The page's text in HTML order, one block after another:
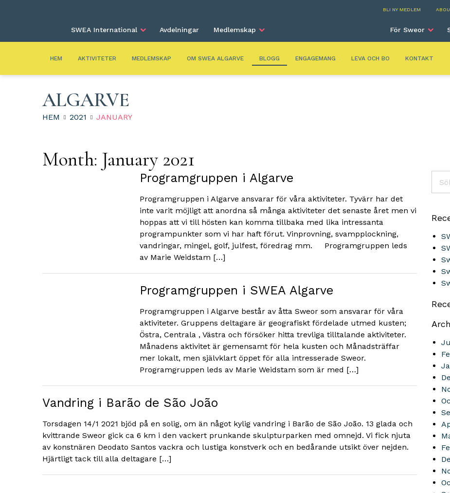
BLI NY MEDLEM
SWEA International Avdelningar Medlemskap För Sweor
HEM AKTIVITETER MEDLEMSKAP OM SWEA ALGARVE BLOGG ENGAGEMANG LEVA OCH BO KONTAKT
ALGARVE
HEM 2021 JANUARY
Month: January 2021
Programgruppen i Algarve
Programgruppen i Algarve ansvarar för våra aktiviteter. Tyvärr har det
inte varit möjligt att anordna så många aktiviteter det senaste året men vi
hoppas att vi till hösten kan komma tillbaka med lika intressanta
programpunkter som vi har haft förut. Vinprovning, svampplockning,
vandringar, mingel, golf, julfest, föredrag mm. Programgruppen leds
av Marie Weidstam […]
Programgruppen i SWEA Algarve
Programgruppen i Algarve består av åtta Sweor som ansvarar för våra
aktiviteter. Gruppens deltagare är geografiskt fördelade utmed kusten;
Östra, Centrala , Västra och försöker hitta trevliga tilltalande aktiviteter.
Månadens aktivitet är gemensamt för hela kusten och Månadsträffar
mer lokalt, men självklart öppet för alla intresserade Sweor.
Programgruppen leds av Marie Weidstam som är med […]
Vandring i Barão de São João
Torsdagen 14/1 2021 bjöd på en solig, om än något kylig vandring i Barão de São João. 13 glada och
kvittrande Sweor gick ca 6 km i den vackert prunkande skulpturparken med omnejd. Vi fick njuta
av konstnären Deodato Santos vackra och lustiga konstverk och en bedårande utsikt över nejden.
Hjärtligt tack till alla deltagare […]